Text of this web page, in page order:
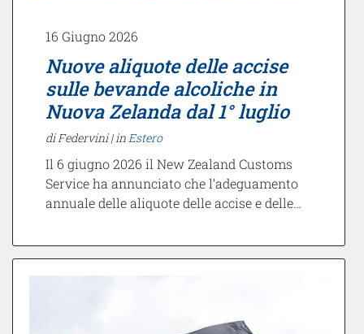
16 Giugno 2026
Nuove aliquote delle accise
sulle bevande alcoliche in
Nuova Zelanda dal 1° luglio
di Federvini | in Estero
Il 6 giugno 2026 il New Zealand Customs
Service ha annunciato che l’adeguamento
annuale delle aliquote delle accise e delle…